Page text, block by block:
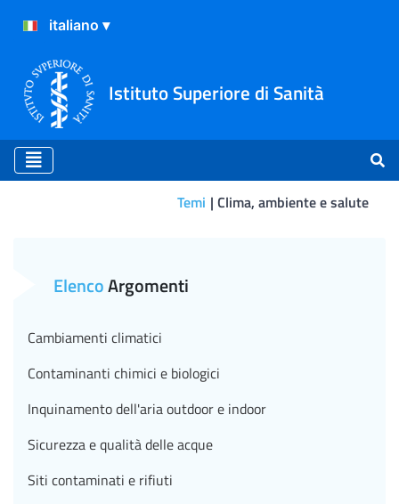
Istituto Superiore di Sanità
Temi Clima, ambiente e salute
ElencoArgomenti
Cambiamenti climatici
Contaminanti chimici e biologici
Inquinamento dell'aria outdoor e indoor
Sicurezza e qualità delle acque
Siti contaminati e rifiuti